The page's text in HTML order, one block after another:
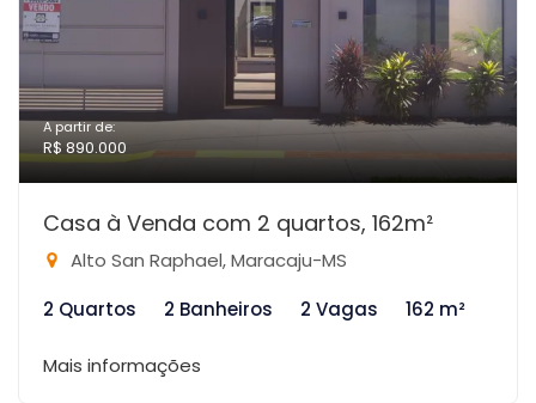
A partir de:
R$ 890.000
Casa à Venda com 2 quartos, 162m²
Alto San Raphael, Maracaju-MS
2 Quartos
2 Banheiros 2 Vagas 162 m²
Mais informações